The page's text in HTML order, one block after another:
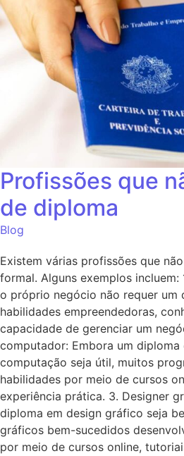
Profissões que
de diploma
Blog
Existem várias profissões que
formal. Alguns exemplos incluem:
o próprio negócio não requer um
habilidades empreendedoras,
capacidade de gerenciar um
computador: Embora um diploma
computação seja útil, muitos
habilidades por meio de cursos
experiência prática. 3. Designer
diploma em design gráfico seja
gráficos bem-sucedidos
por meio de cursos online,